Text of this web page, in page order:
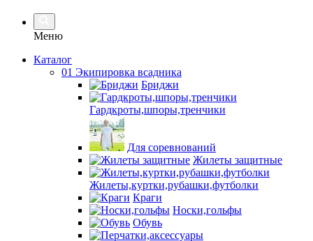
Меню
Каталог
01 Экипировка всадника
Бриджи
Гардкроты,шпоры,тренчики
Для соревнований
Жилеты защитные
Жилеты,куртки,рубашки,футболки
Краги
Носки,гольфы
Обувь